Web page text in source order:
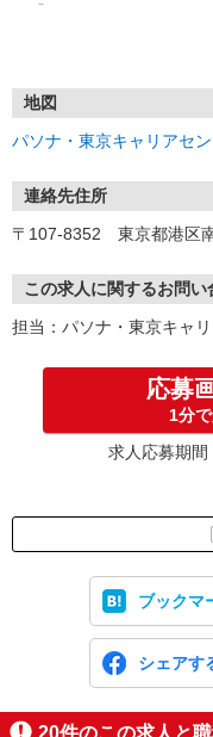
※メールが届かない場合
▼イーアイデムから応募
のご連絡
▼お仕事紹介
▼お仕事開始
地図
パソナ・東京キャリアセ
連絡先住所
〒107-8352 東京都港区
この求人に関するお問い
担当：パソナ・東京キャ
応募
1分
求人応募期
ブックマ
シェアす
20件のこの求人と